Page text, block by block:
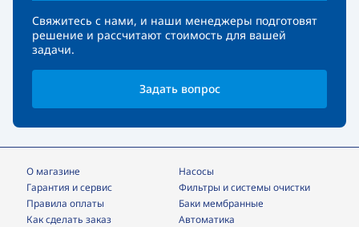
Свяжитесь с нами, и наши менеджеры подготовят
решение и рассчитают стоимость для вашей
задачи.
Задать вопрос
О магазине
Гарантия и сервис
Правила оплаты
Как сделать заказ
Насосы
фильтры и системы очистки
Баки мембранные
Автоматика